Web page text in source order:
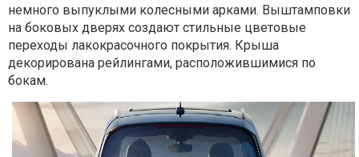
немного выпуклыми колесными арками. Выштамповки
на боковых дверях создают стильные цветовые
переходы лакокрасочного покрытия. Крыша
декорирована рейлингами, расположившимися по
бокам.